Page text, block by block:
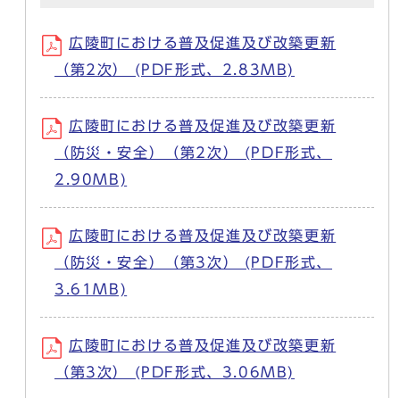
広陵町における普及促進及び改築更新
（第2次） (PDF形式、2.83MB)
広陵町における普及促進及び改築更新
（防災・安全）（第2次） (PDF形式、
2.90MB)
広陵町における普及促進及び改築更新
（防災・安全）（第3次） (PDF形式、
3.61MB)
広陵町における普及促進及び改築更新
（第3次） (PDF形式、3.06MB)